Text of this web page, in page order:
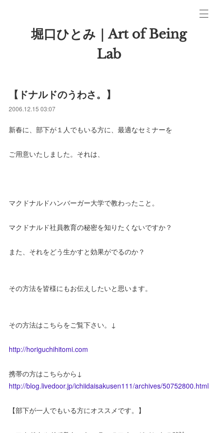
堀口ひとみ｜Art of Being
Lab
【ドナルドのうわさ。】
2006.12.15 03:07
新春に、部下が１人でもいる方に、最適なセミナーを
ご用意いたしました。それは、
マクドナルドハンバーガー大学で教わったこと。
マクドナルド社員教育の秘密を知りたくないですか？
また、それをどう生かすと効果がでるのか？
その方法を皆様にもお伝えしたいと思います。
その方法はこちらをご覧下さい。↓
http://horiguchihitomi.com
携帯の方はこちらから↓
http://blog.livedoor.jp/ichiidaisakusen111/archives/50752800.html
【部下が一人でもいる方にオススメです。】